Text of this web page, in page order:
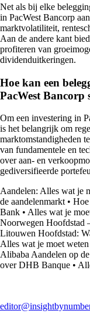
Net als bij elke
in PacWest Bancorp
marktvolatiliteit,
Aan de andere kant
profiteren van
dividenduitkeringen.
Hoe kan een
PacWest Bancorp
Om een investering in
is het belangrijk om
marktomstandigheden
van fundamentele en
over aan- en
gediversifieerde
Aandelen: Alles wat je
de aandelenmarkt•
Bank • Alles wat je
Noorwegen Hoofdstad
Litouwen Hoofdstad:
Alles wat je moet weten
Alibaba Aandelen op
over DHB Banque •